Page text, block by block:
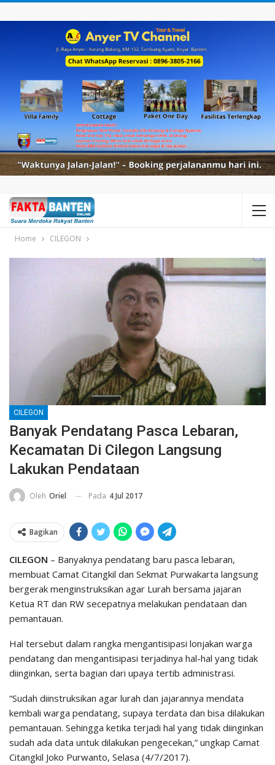
Home CILEGON
CILEGON
Banyak Pendatang Pasca Lebaran,
Kecamatan Di Cilegon Langsung
Lakukan Pendataan
Oleh Oriel Pada 4 Jul 2017
Bagikan
CILEGON – Banyaknya pendatang baru pasca lebaran,
membuat Camat Citangkil dan Sekmat Purwakarta langsung
bergerak menginstruksikan agar Lurah bersama jajaran
Ketua RT dan RW secepatnya melakukan pendataan dan
pemantauan.
Hal tersebut dalam rangka mengantisipasi lonjakan warga
pendatang dan mengantisipasi terjadinya hal-hal yang tidak
diinginkan, serta bagian dari upaya tertib administrasi.
“Sudah diinstruksikan agar lurah dan jajarannya mendata
kembali warga pendatang, supaya terdata dan bisa dilakukan
pemantauan. Sehingga ketika terjadi hal yang tidak diinginkan
sudah ada data untuk dilakukan pengecekan,” ungkap Camat
Citangkil Joko Purwanto, Selasa (4/7/2017).